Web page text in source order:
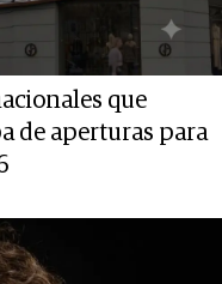
que
de aperturas para